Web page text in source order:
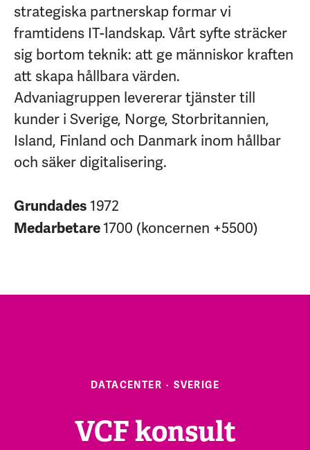
strategiska partnerskap formar vi
framtidens IT-landskap. Vårt syfte sträcker
sig bortom teknik: att ge människor kraften
att skapa hållbara värden.
Advaniagruppen levererar tjänster till
kunder i Sverige, Norge, Storbritannien,
Island, Finland och Danmark inom hållbar
och säker digitalisering.
Grundades1972
Medarbetare1700 (koncernen +5500)
DATACENTER · SVERIGE
VCF konsult